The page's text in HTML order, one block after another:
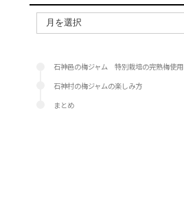
石神邑の梅ジャム 特別栽培の完熟梅使用
石神村の梅ジャムの楽しみ方
まとめ